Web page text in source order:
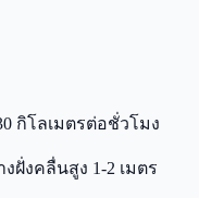
กิโลเมตรต่อชั่วโมง
ฝั่งคลื่นสูง 1-2 เมตร